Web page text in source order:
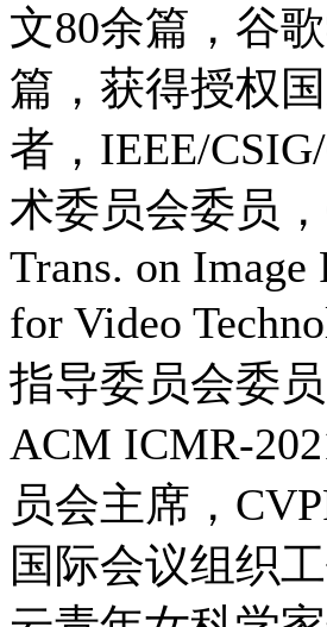
文80余篇，谷
篇，获得授权
者，IEEE/
术委员会委员
Trans. on Image
for Video
指导委员会委
ACM ICMR-
员会主席，
国际会议组织